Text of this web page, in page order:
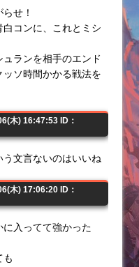
せ！
コンに、これとミシ
ランを相手のエンド
ソ時間かかる戦法を
木) 16:47:53 ID：
う文言ないのはいいね
木) 17:06:20 ID：
入ってて強かった
も